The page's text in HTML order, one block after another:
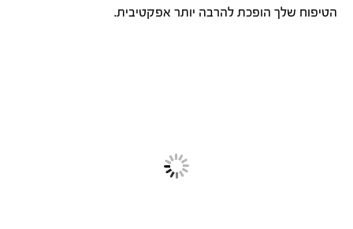
הטיפוח שלך הופכת להרבה יותר אפקטיבית.